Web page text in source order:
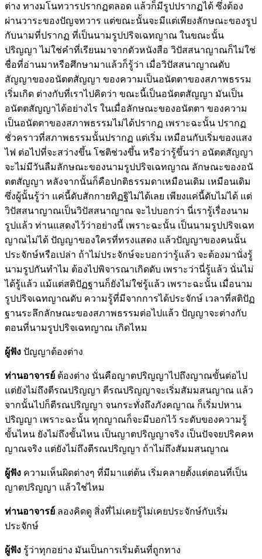
ต่าง ทางมโนทวารปรากฏตลอด แล้วก็มีรูปปรากฏได้ ซึ่งต้อง
ผ่านวาระของปัญจทวาร แต่ขณะนั้นจะมีแต่เพียงลักษณะของรูป
กับนามที่ปรากฏ ที่เป็นนามรูปปริจเฉทญาณ ในขณะนั้น
ปริญญา ไม่ใช่คำที่เรียนมาจากตัวหนังสือ วิปัสสนาญาณก็ไม่ใช่
ชื่อที่อ่านมาหรือศึกษามาแล้วก็รู้ว่า เมื่อวิปัสสนาญาณดับ
สัญญาของอนัตตสัญญา ของความเป็นอนัตตาของสภาพธรรม
เริ่มเกิด ต่างกับที่เราไปคิดว่า ขณะนี้เป็นอนัตตสัญญา มันเป็น
อนัตตสัญญาได้อย่างไร ในเมื่อลักษณะของอนัตตา ของความ
เป็นอนัตตาของสภาพธรรมไม่ได้ปรากฏ เพราะฉะนั้น ปรากฏ
ชั่วคราวที่สภาพธรรมนั้นปรากฏ แต่เริ่ม เหมือนกับเริ่มของแสง
ไฟ ต่อไปที่จะสว่างขึ้น โชติช่วงขึ้น หรือว่ารู้ขึ้นว่า อนัตตสัญญา
จะไม่มีวันลืมลักษณะของนามรูปปริจเฉทญาณ ลักษณะของอนั
ตตสัญญา หลังจากนั้นก็คือปกติธรรมดาเหมือนเดิม เหมือนเดิม
ซึ่งผู้นั้นรู้ว่า แค่นี้ดับสักกายทิฏฐิไม่ได้เลย เพียงแค่นี้ดับไม่ได้ แต่
วิปัสสนาญาณเป็นวิปัสสนาญาณ จะไปบอกว่า นี่เรารู้เรื่องนาม
รูปแล้ว ท่านแสดงไว้ว่าอย่างนี้ เพราะฉะนั้น เป็นนามรูปปริจเฉท
ญาณไม่ได้ ปัญญาของใครที่ทรงแสดง แล้วปัญญาของคนนั้น
ประจักษ์หรือเปล่า ถ้าไม่ประจักษ์จะบอกว่ารู้แล้ว จะต้องมานั่งรู้
นามรูปกันทำไม ต้องไปพิจารณาเกิดดับ เพราะว่านี่รู้แล้ว นั่นไม่
ได้รู้แล้ว แม้แต่สติปัฏฐานก็ยังไม่ใช่รู้แล้ว เพราะฉะนั้น เมื่อนาม
รูปปริจเฉทญาณดับ ความรู้ที่มีจากการได้ประจักษ์ เวลาที่สติปัฏ
ฐานระลึกลักษณะของสภาพธรรมต่อไปแล้ว ปัญญาจะต่างกับ
ตอนที่นามรูปปริจเฉทญาณ เกิดไหม
ผู้ฟัง ปัญญาต้องต่าง
ท่านอาจารย์ ต้องต่าง นั่นคือญาตปริญญาไปถึงญาณขั้นต่อไป
แต่ยังไม่ถึงตีรณปริญญา ตีรณปริญญาจะเริ่มสัมมสนญาณ แล้ว
จากนั้นไปก็ตีรณปริญญา จนกระทั่งถึงภังคญาณ ก็เริ่มปหาน
ปริญญา เพราะฉะนั้น ทุกญาณก็จะมีบอกไว้ ระดับของความรู้
ขั้นไหน ยังไม่ถึงขั้นไหน เป็นญาตปริญญาจริง เป็นปัจจยปริคคห
ญาณจริง แต่ยังไม่ถึงตีรณปริญญา ถ้าไม่ถึงสัมมสนญาณ
ผู้ฟัง ความเห็นผิดต่างๆ ที่มีมาแต่ต้น เริ่มคลายตั้งแต่ตอนที่เป็น
ญาตปริญญา แล้วใช่ไหม
ท่านอาจารย์ ลองคิดดู สิ่งที่ไม่เคยรู้ไม่เคยประจักษ์กับเริ่ม
ประจักษ์
ผู้ฟัง รู้ว่าทุกอย่าง มันเป็นการเริ่มต้นที่ถูกทาง